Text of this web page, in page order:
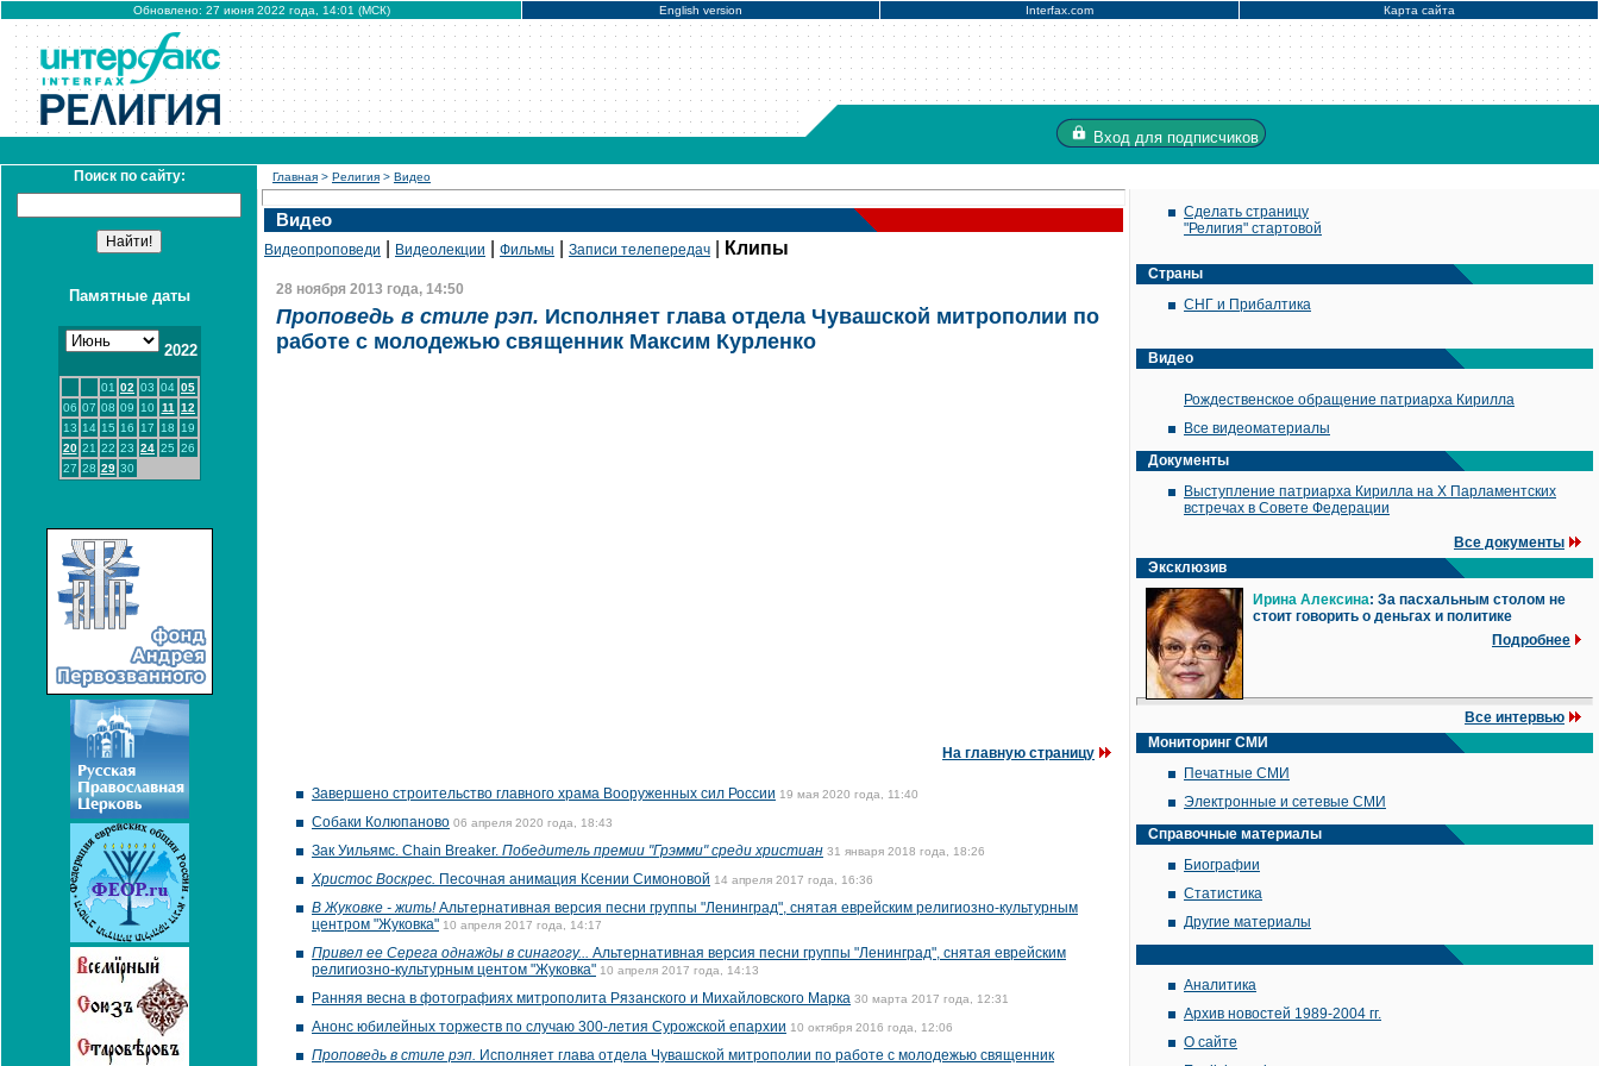
Обновлено: 27 июня 2022 года, 14:01 (МСК) English version Interfax.com Карта сайта
Вход для подписчиков
Поиск по сайту:
Памятные даты
2022
01 02 03 04 05
06 07 08 09 10 11
12
13 14 15 16 17 18
19
20 21 22 23 24 25 26
27 28 29 30
Главная > Религия > Видео
Видео
Видеопроповеди Видеолекции Фильмы Записи телепередач Клипы
28 ноября 2013 года, 14:50
Проповедь в стиле рэп. Исполняет глава отдела Чувашской митрополии по
работе с молодежью священник Максим Курленко
На главную страницу
Завершено строительство главного храма Вооруженных сил России 19 мая 2020 года, 11:40
Собаки Колюпаново 06 апреля 2020 года, 18:43
Зак Уильямс. Chain Breaker. Победитель премии "Грэмми" среди христиан 31 января 2018 года, 18:26
Христос Воскрес. Песочная анимация Ксении Симоновой 14 апреля 2017 года, 16:36
В Жуковке - жить!Альтернативная версия песни группы "Ленинград", снятая еврейским религиозно-культурным
центром "Жуковка" 10 апреля 2017 года, 14:17
Привел ее Серега однажды в синагогу... Альтернативная версия песни группы "Ленинград", снятая еврейским
религиозно-культурным центом "Жуковка" 10 апреля 2017 года, 14:13
Ранняя весна в фотографиях митрополита Рязанского и Михайловского Марка 30 марта 2017 года, 12:31
Анонс юбилейных торжеств по случаю 300-летия Сурожской епархии 10 октября 2016 года, 12:06
Проповедь в стиле рэп. Исполняет глава отдела Чувашской митрополии по работе с молодежью священник
Сделать страницу
"Религия" стартовой
Страны
СНГ и Прибалтика
Видео
Рождественское обращение патриарха Кирилла
Все видеоматериалы
Документы
Выступление патриарха Кирилла на X Парламентских
встречах в Совете Федерации
Все документы
Эксклюзив
Ирина Алексина: За пасхальным столом не
стоит говорить о деньгах и политике
Подробнее
Все интервью
Мониторинг СМИ
Печатные СМИ
Электронные и сетевые СМИ
Справочные материалы
Биографии
Статистика
Другие материалы
Аналитика
Архив новостей 1989-2004 гг.
О сайте